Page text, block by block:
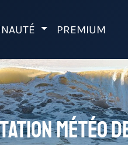
PREMIUM
météo